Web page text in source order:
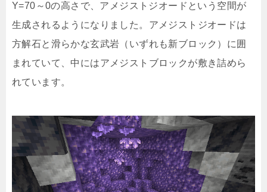
Y=70～0の高さで、アメジストジオードという空間が
生成されるようになりました。アメジストジオードは
方解石と滑らかな玄武岩（いずれも新ブロック）に囲
まれていて、中にはアメジストブロックが敷き詰めら
れています。